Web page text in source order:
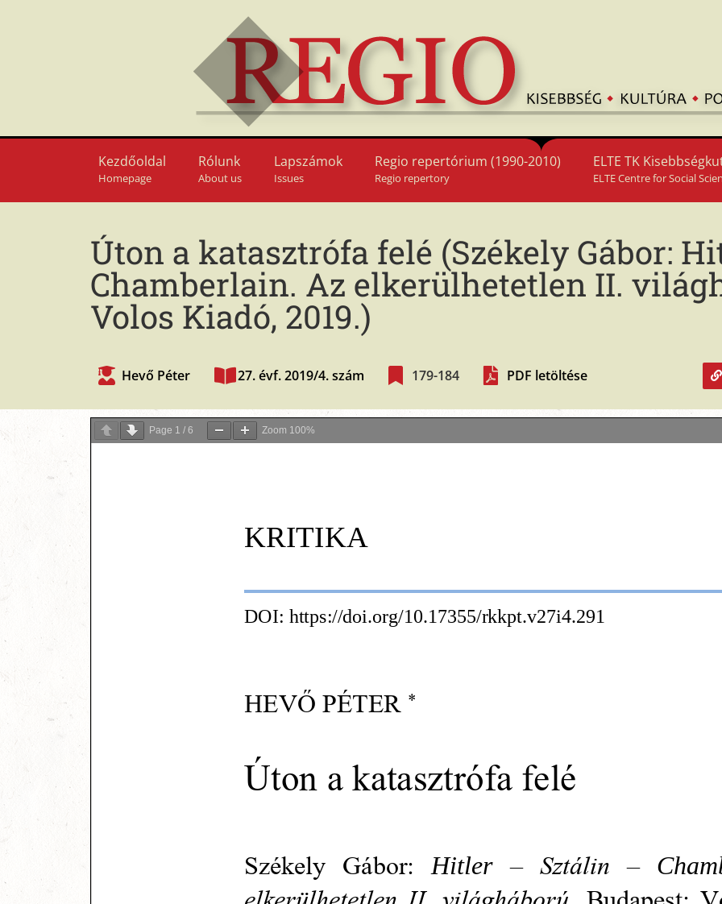
Kezdőoldal
Homepage
Rólunk
About us
Lapszámok
Issues
Regio repertórium (1990-2010)
Regio repertory
ELTE TK
ELTE Centre for Social
Úton a katasztrófa felé (Székely Gábor:
Chamberlain. Az elkerülhetetlen II.
Volos Kiadó, 2019.)
Hevő Péter 27. évf. 2019/4. szám 179-184 PDF letöltése
Page 1 / 6 Zoom 100%